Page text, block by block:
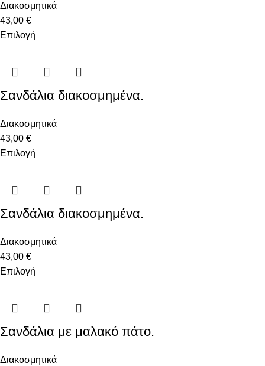
Διακοσμητικά
43,00 €
Επιλογή
Σανδάλια διακοσμημένα.
Διακοσμητικά
43,00 €
Επιλογή
Σανδάλια διακοσμημένα.
Διακοσμητικά
43,00 €
Επιλογή
Σανδάλια με μαλακό πάτο.
Διακοσμητικά